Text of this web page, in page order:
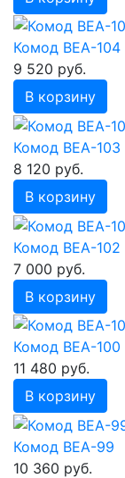
Комод ВЕА-104
9 520 руб.
В корзину
Комод ВЕА-103
8 120 руб.
В корзину
Комод ВЕА-102
7 000 руб.
В корзину
Комод ВЕА-100
11 480 руб.
В корзину
Комод ВЕА-99
10 360 руб.